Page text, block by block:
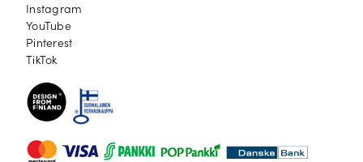
Instagram
Instagram
YouTube
YouTube
Pinterest
Pinterest
TikTok
TikTok